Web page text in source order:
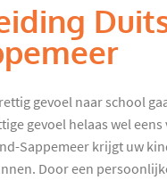
gevoel naar school
gevoel helaas wel
Sappemeer krijgt uw
Door een